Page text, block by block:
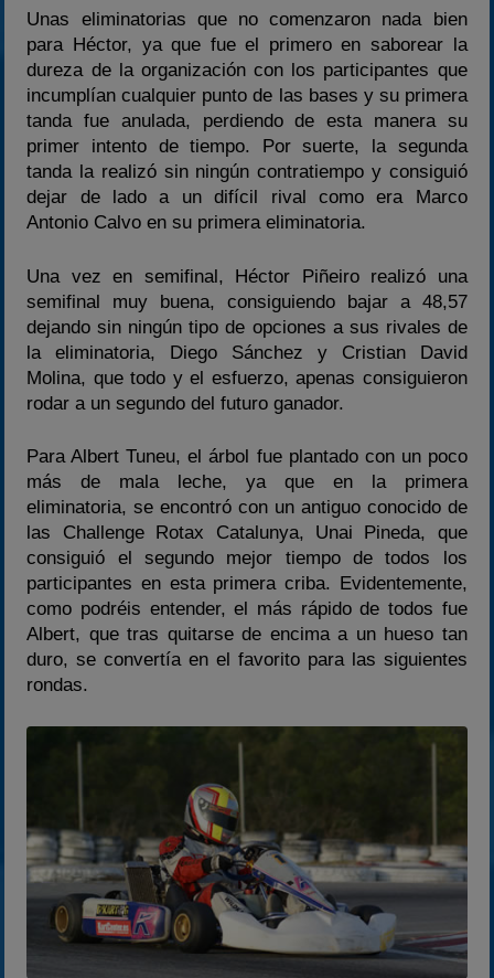
Unas eliminatorias que no comenzaron nada bien
para Héctor, ya que fue el primero en saborear la
dureza de la organización con los participantes que
incumplían cualquier punto de las bases y su primera
tanda fue anulada, perdiendo de esta manera su
primer intento de tiempo. Por suerte, la segunda
tanda la realizó sin ningún contratiempo y consiguió
dejar de lado a un difícil rival como era Marco
Antonio Calvo en su primera eliminatoria.
Una vez en semifinal, Héctor Piñeiro realizó una
semifinal muy buena, consiguiendo bajar a 48,57
dejando sin ningún tipo de opciones a sus rivales de
la eliminatoria, Diego Sánchez y Cristian David
Molina, que todo y el esfuerzo, apenas consiguieron
rodar a un segundo del futuro ganador.
Para Albert Tuneu, el árbol fue plantado con un poco
más de mala leche, ya que en la primera
eliminatoria, se encontró con un antiguo conocido de
las Challenge Rotax Catalunya, Unai Pineda, que
consiguió el segundo mejor tiempo de todos los
participantes en esta primera criba. Evidentemente,
como podréis entender, el más rápido de todos fue
Albert, que tras quitarse de encima a un hueso tan
duro, se convertía en el favorito para las siguientes
rondas.